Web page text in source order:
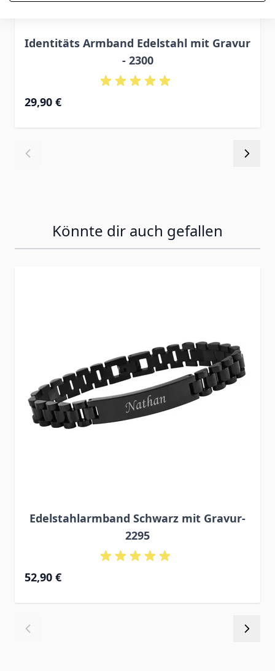
Identitäts Armband Edelstahl mit Gravur
- 2300
29,90 €
Könnte dir auch gefallen
Edelstahlarmband Schwarz mit Gravur-
2295
52,90 €